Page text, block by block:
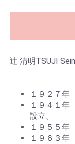
辻 清明TSUJI
１９２７年
１９４１年
設立。
１９５５年
１９６３年